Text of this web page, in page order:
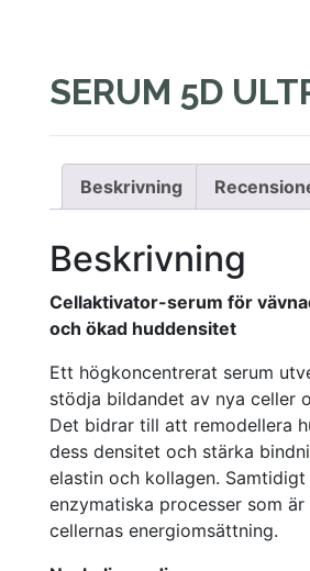
SERUM 5D
Beskrivning
Beskrivning
Cellaktivator-serum för
och ökad huddensitet
Ett högkoncentrerat serum
stödja bildandet av nya celler
Det bidrar till att remodellera
dess densitet och stärka
elastin och kollagen.
enzymatiska processer som
cellernas energiomsättning.